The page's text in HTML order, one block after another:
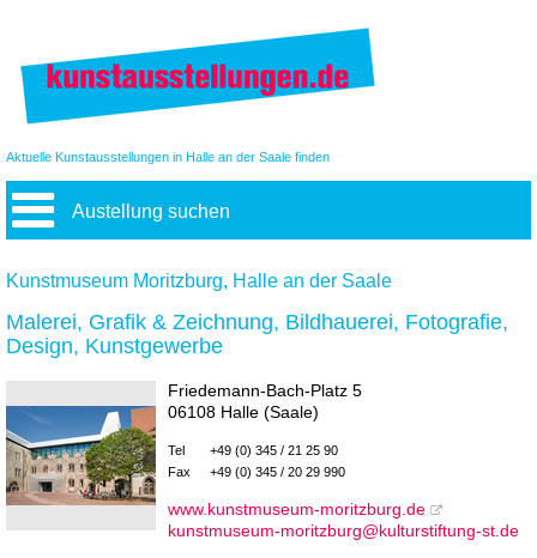
Aktuelle Kunstausstellungen in Halle an der Saale finden
Austellung suchen
Kunstmuseum Moritzburg, Halle an der Saale
Malerei, Grafik & Zeichnung, Bildhauerei, Fotografie,
Design, Kunstgewerbe
Friedemann-Bach-Platz 5
06108 Halle (Saale)
Tel
+49 (0) 345 / 21 25 90
Fax
+49 (0) 345 / 20 29 990
www.kunstmuseum-moritzburg.de
kunstmuseum-moritzburg@kulturstiftung-st.de